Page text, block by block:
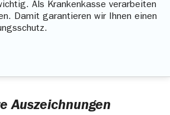
Als Krankenkasse verarbeiten
Damit garantieren wir Ihnen einen
Auszeichnungen